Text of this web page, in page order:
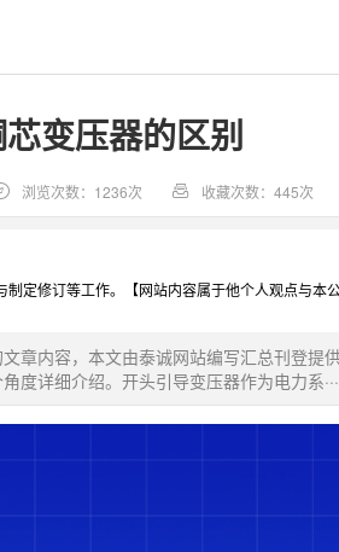
变压器的区别
浏览次数：1236次 收藏次数：445次
定修订等工作。【网站内容属于他个人观点与本公
章内容，本文由泰诚网站编写汇总刊登提
度详细介绍。开头引导变压器作为电力系···